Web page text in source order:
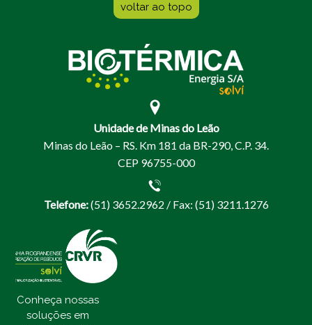
voltar ao topo
Unidade de Minas do Leão
Minas do Leão – RS. Km 181 da BR-290, C.P. 34.
CEP 96755-000
Telefone:(51) 3652.2962 / Fax: (51) 3211.1276
Conheça nossas
soluções em